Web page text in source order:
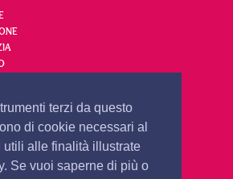
terzi da questo
di cookie necessari al
utili alle finalità illustrate
Se vuoi saperne di più o